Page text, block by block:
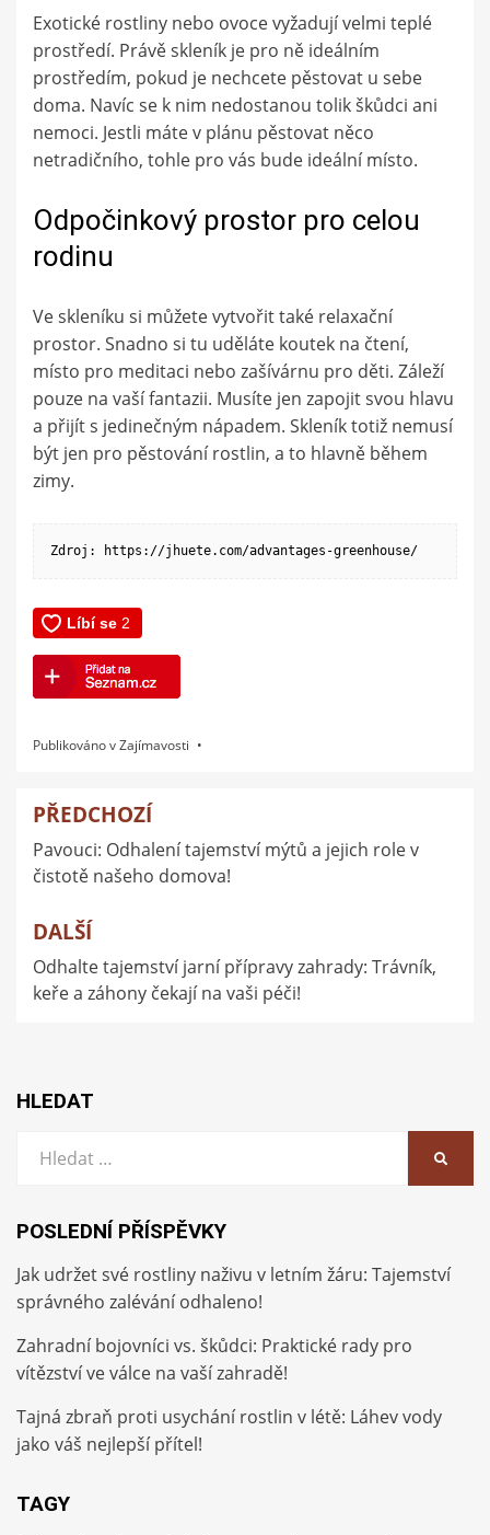
Exotické rostliny nebo ovoce vyžadují velmi teplé
prostředí. Právě skleník je pro ně ideálním
prostředím, pokud je nechcete pěstovat u sebe
doma. Navíc se k nim nedostanou tolik škůdci ani
nemoci. Jestli máte v plánu pěstovat něco
netradičního, tohle pro vás bude ideální místo.
Odpočinkový prostor pro celou
rodinu
Ve skleníku si můžete vytvořit také relaxační
prostor. Snadno si tu uděláte koutek na čtení,
místo pro meditaci nebo zašívárnu pro děti. Záleží
pouze na vaší fantazii. Musíte jen zapojit svou hlavu
a přijít s jedinečným nápadem. Skleník totiž nemusí
být jen pro pěstování rostlin, a to hlavně během
zimy.
Zdroj: https://jhuete.com/advantages-greenhouse/
Publikováno vZajímavosti
Navigace
pro
příspěvek
PŘEDCHOZÍ
Pavouci: Odhalení tajemství mýtů a jejich role v
čistotě našeho domova!
DALŠÍ
Odhalte tajemství jarní přípravy zahrady: Trávník,
keře a záhony čekají na vaši péči!
HLEDAT
POSLEDNÍ PŘÍSPĚVKY
Jak udržet své rostliny naživu v letním žáru: Tajemství
správného zalévání odhaleno!
Zahradní bojovníci vs. škůdci: Praktické rady pro
vítězství ve válce na vaší zahradě!
Tajná zbraň proti usychání rostlin v létě: Láhev vody
jako váš nejlepší přítel!
TAGY